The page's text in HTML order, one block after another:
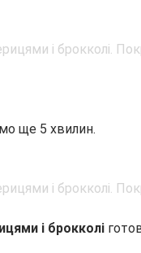
ще 5 хвилин.
і брокколі